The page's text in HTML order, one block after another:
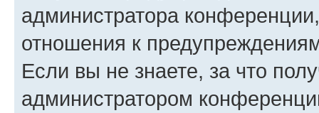
администратора
отношения к
Если вы не знаете, за что
администратором